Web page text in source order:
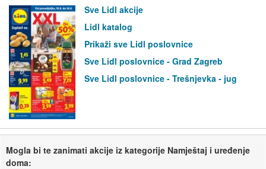
Sve Lidl akcije
Lidl katalog
Prikaži sve Lidl poslovnice
Sve Lidl poslovnice - Grad Zagreb
Sve Lidl poslovnice - Trešnjevka - jug
Mogla bi te zanimati akcije iz kategorije Namještaj i uređenje
doma: